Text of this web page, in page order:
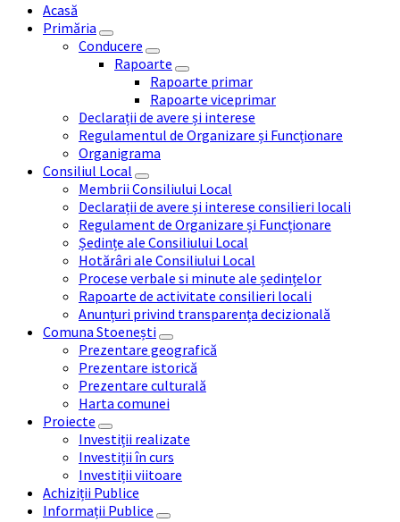
Acasă
Primăria
Conducere
Rapoarte
Rapoarte primar
Rapoarte viceprimar
Declarații de avere și interese
Regulamentul de Organizare și Funcționare
Organigrama
Consiliul Local
Membrii Consiliului Local
Declarații de avere și interese consilieri locali
Regulament de Organizare și Funcționare
Ședințe ale Consiliului Local
Hotărâri ale Consiliului Local
Procese verbale si minute ale ședințelor
Rapoarte de activitate consilieri locali
Anunțuri privind transparența decizională
Comuna Stoenești
Prezentare geografică
Prezentare istorică
Prezentare culturală
Harta comunei
Proiecte
Investiții realizate
Investiții în curs
Investiții viitoare
Achiziții Publice
Informații Publice